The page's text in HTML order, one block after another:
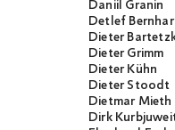
Daniil Granin
Detlef
Dieter
Dieter Grimm
Dieter Kühn
Dieter Stoodt
Dietmar Mieth
Dirk